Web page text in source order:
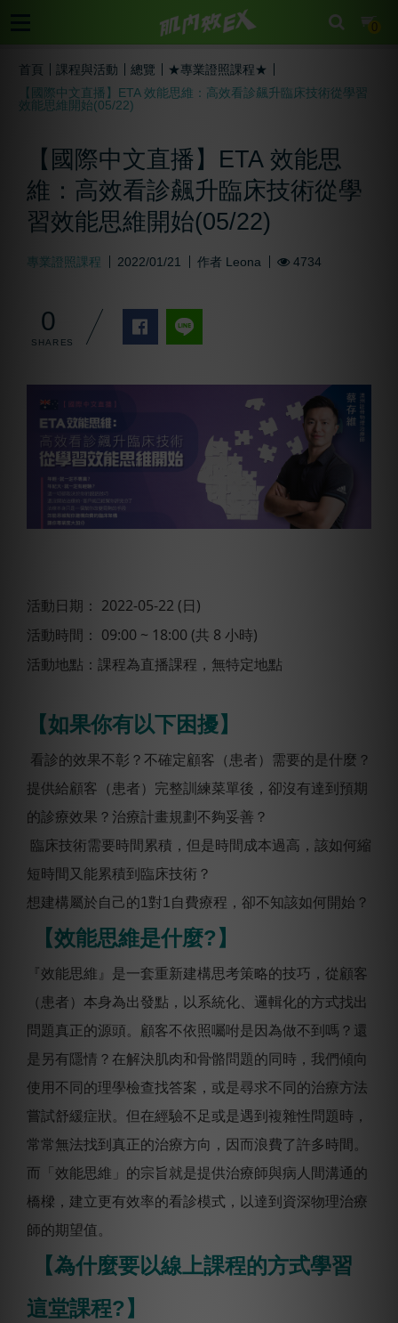
0
首頁 課程與活動 總覽
★專業證照課程★
【國際中文直播】ETA 效能思維：高效看診飆升臨床技術從學習
效能思維開始(05/22)
【國際中文直播】ETA 效能思
維：高效看診飆升臨床技術從學
習效能思維開始(05/22)
專業證照課程 2022/01/21 作者 Leona 4734
0
活動日期： 2022-05-22 (日)
活動時間： 09:00 ~ 18:00 (共 8 小時)
活動地點：課程為直播課程，無特定地點
【如果你有以下困擾】
看診的效果不彰？不確定顧客（患者）需要的是什麼？
提供給顧客（患者）完整訓練菜單後，卻沒有達到預期
的診療效果？治療計畫規劃不夠妥善？
臨床技術需要時間累積，但是時間成本過高，該如何縮
短時間又能累積到臨床技術？
想建構屬於自己的1對1自費療程，卻不知該如何開始？
【效能思維是什麼?】
『效能思維』是一套重新建構思考策略的技巧，從顧客
（患者）本身為出發點，以系統化、邏輯化的方式找出
問題真正的源頭。顧客不依照囑咐是因為做不到嗎？還
是另有隱情？在解決肌肉和骨骼問題的同時，我們傾向
使用不同的理學檢查找答案，或是尋求不同的治療方法
嘗試舒緩症狀。但在經驗不足或是遇到複雜性問題時，
常常無法找到真正的治療方向，因而浪費了許多時間。
而「效能思維」的宗旨就是提供治療師與病人間溝通的
橋樑，建立更有效率的看診模式，以達到資深物理治療
師的期望值。
【為什麼要以線上課程的方式學習
這堂課程?】